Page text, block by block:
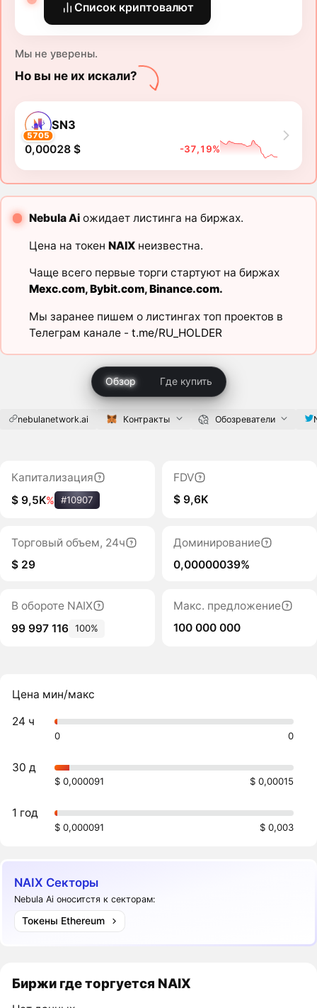
Список криптовалют
Мы не уверены.
Но вы не их искали?
5705
SN3
0,00028 $ -37,19%
Nebula Aiожидает листинга на биржах.
Цена на токен NAIXнеизвестна.
Чаще всего первые торги стартуют на биржах
Mexc.com,Bybit.com,Binance.com.
Мы заранее пишем о листингах топ проектов в
Телеграм канале - t.me/RU_HOLDER
Обзор Где купить
nebulanetwork.ai Контракты Обозреватели
Капитализация
$ 9,5K% #10907
FDV
$ 9,6K
Торговый объем, 24ч
$ 29
Доминирование
0,00000039%
В обороте NAIX
99 997 116 100%
Макс. предложение
100 000 000
Цена мин/макс
24 ч
0 0
30 д
$ 0,000091 $ 0,00015
1 год
$ 0,000091 $ 0,003
NAIX Секторы
Nebula Ai оноситстя к секторам:
Токены Ethereum
Биржи где торгуется NAIX